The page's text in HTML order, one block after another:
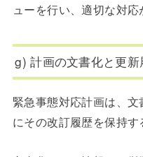
ューを行い、適切な対応
g) 計画の文書化と更
緊急事態対応計画は、
にその改訂履歴を保持す